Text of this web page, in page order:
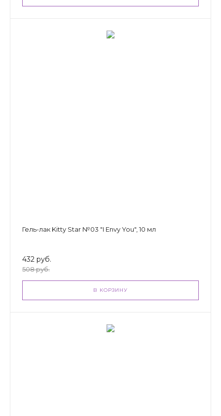
Гель-лак Kitty Star №03 "I Envy You", 10 мл
432 руб.
508 руб.
В КОРЗИНУ